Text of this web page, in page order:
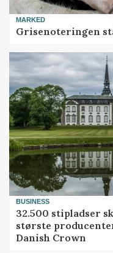
MARKED
Grisenoteringen
BUSINESS
32.500 stipladser
største
Danish Crown